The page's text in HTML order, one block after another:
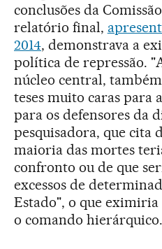
conclusões da
relatório final,
2014, demonstrava a
política de repressão.
núcleo central,
teses muito caras para
para os defensores da
pesquisadora, que cita
maioria das mortes
confronto ou de que
excessos de
Estado", o que
o comando hierárquico.